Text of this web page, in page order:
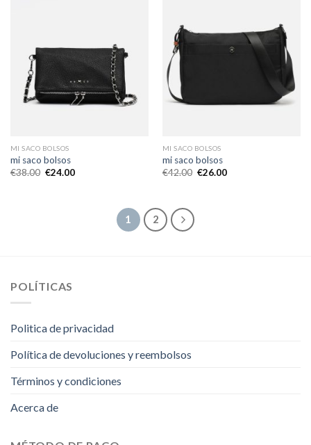
MI SACO BOLSOS
mi saco bolsos
€38.00 €24.00
MI SACO BOLSOS
mi saco bolsos
€42.00 €26.00
1 2
POLÍTICAS
Politica de privacidad
Política de devoluciones y reembolsos
Términos y condiciones
Acerca de